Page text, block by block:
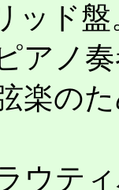
ッド盤
アノ
楽の
ウティ